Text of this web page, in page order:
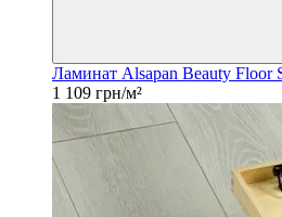
Ламинат Alsapan Beauty Floor
1 109 грн/м²